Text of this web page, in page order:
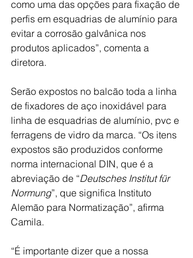
como uma das opções para fixação de
perfis em esquadrias de alumínio para
evitar a corrosão galvânica nos
produtos aplicados”, comenta a
diretora.
Serão expostos no balcão toda a linha
de fixadores de aço inoxidável para
linha de esquadrias de alumínio, pvc e
ferragens de vidro da marca. “Os itens
expostos são produzidos conforme
norma internacional DIN, que é a
abreviação de “Deutsches Institut für
Normung”, que significa Instituto
Alemão para Normatização”, afirma
Camila.
“É importante dizer que a nossa